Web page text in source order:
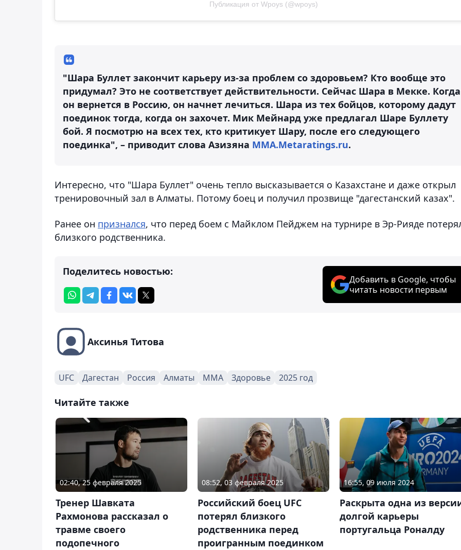
Публикация от Wpoys (@wpoys)
"Шара Буллет закончит карьеру из-за проблем со здоровьем? Кто вообще это
придумал? Это не соответствует действительности. Сейчас Шара в Мекке. Когда
он вернется в Россию, он начнет лечиться. Шара из тех бойцов, которому дадут
поединок тогда, когда он захочет. Мик Мейнард уже предлагал Шаре Буллету
бой. Я посмотрю на всех тех, кто критикует Шару, после его следующего
поединка", – приводит слова Азизяна MMA.Metaratings.ru.
Интересно, что "Шара Буллет" очень тепло высказывается о Казахстане и даже открыл
тренировочный зал в Алматы. Потому боец и получил прозвище "дагестанский казах".
Ранее он признался, что перед боем с Майклом Пейджем на турнире в Эр-Рияде
близкого родственника.
Поделитесь новостью:
Добавить в Google, чтобы
читать новости первым
Аксинья Титова
UFC Дагестан Россия Алматы ММА Здоровье 2025 год
Читайте также
02:40, 25 февраля 2025
Тренер Шавката
Рахмонова рассказал о
травме своего
подопечного
08:52, 03 февраля 2025
Российский боец UFC
потерял близкого
родственника перед
проигранным поединком
16:55, 09 июля 2024
Раскрыта одна из
долгой карьеры
португальца Роналду